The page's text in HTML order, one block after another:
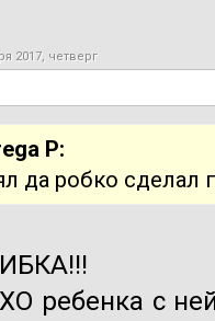
2017, четверг
P:
да робко сделал
ребенка с